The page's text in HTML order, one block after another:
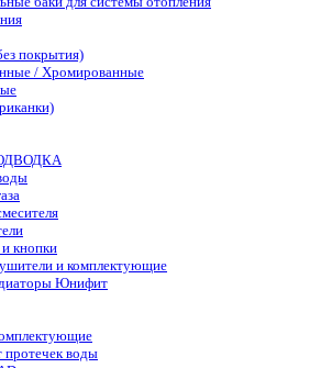
покрытия)
/ Хромированные
кнопки
и комплектующие
Юнифит
воды